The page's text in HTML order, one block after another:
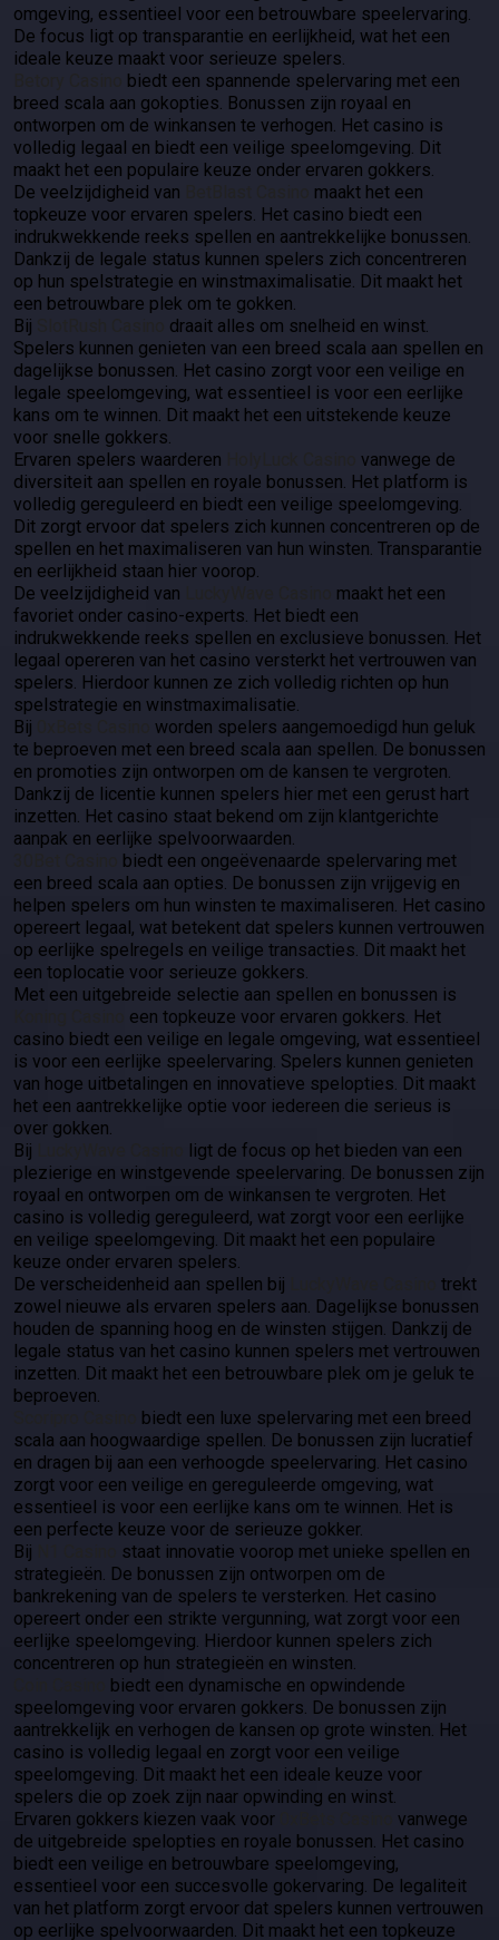
omgeving, essentieel voor een betrouwbare speelervaring.
De focus ligt op transparantie en eerlijkheid, wat het een
ideale keuze maakt voor serieuze spelers.
biedt een spannende spelervaring met een
breed scala aan gokopties. Bonussen zijn royaal en
ontworpen om de winkansen te verhogen. Het casino is
volledig legaal en biedt een veilige speelomgeving. Dit
maakt het een populaire keuze onder ervaren gokkers.
De veelzijdigheid van
maakt het een
topkeuze voor ervaren spelers. Het casino biedt een
indrukwekkende reeks spellen en aantrekkelijke bonussen.
Dankzij de legale status kunnen spelers zich concentreren
op hun spelstrategie en winstmaximalisatie. Dit maakt het
een betrouwbare plek om te gokken.
Bij
draait alles om snelheid en winst.
Spelers kunnen genieten van een breed scala aan spellen en
dagelijkse bonussen. Het casino zorgt voor een veilige en
legale speelomgeving, wat essentieel is voor een eerlijke
kans om te winnen. Dit maakt het een uitstekende keuze
voor snelle gokkers.
Ervaren spelers waarderen
vanwege de
diversiteit aan spellen en royale bonussen. Het platform is
volledig gereguleerd en biedt een veilige speelomgeving.
Dit zorgt ervoor dat spelers zich kunnen concentreren op de
spellen en het maximaliseren van hun winsten. Transparantie
en eerlijkheid staan hier voorop.
De veelzijdigheid van
maakt het een
favoriet onder casino-experts. Het biedt een
indrukwekkende reeks spellen en exclusieve bonussen. Het
legaal opereren van het casino versterkt het vertrouwen van
spelers. Hierdoor kunnen ze zich volledig richten op hun
spelstrategie en winstmaximalisatie.
Bij
worden spelers aangemoedigd hun geluk
te beproeven met een breed scala aan spellen. De bonussen
en promoties zijn ontworpen om de kansen te vergroten.
Dankzij de licentie kunnen spelers hier met een gerust hart
inzetten. Het casino staat bekend om zijn klantgerichte
aanpak en eerlijke spelvoorwaarden.
biedt een ongeëvenaarde spelervaring met
een breed scala aan opties. De bonussen zijn vrijgevig en
helpen spelers om hun winsten te maximaliseren. Het casino
opereert legaal, wat betekent dat spelers kunnen vertrouwen
op eerlijke spelregels en veilige transacties. Dit maakt het
een toplocatie voor serieuze gokkers.
Met een uitgebreide selectie aan spellen en bonussen is
een topkeuze voor ervaren gokkers. Het
casino biedt een veilige en legale omgeving, wat essentieel
is voor een eerlijke speelervaring. Spelers kunnen genieten
van hoge uitbetalingen en innovatieve spelopties. Dit maakt
het een aantrekkelijke optie voor iedereen die serieus is
over gokken.
Bij
ligt de focus op het bieden van een
plezierige en winstgevende speelervaring. De bonussen zijn
royaal en ontworpen om de winkansen te vergroten. Het
casino is volledig gereguleerd, wat zorgt voor een eerlijke
en veilige speelomgeving. Dit maakt het een populaire
keuze onder ervaren spelers.
De verscheidenheid aan spellen bij
trekt
zowel nieuwe als ervaren spelers aan. Dagelijkse bonussen
houden de spanning hoog en de winsten stijgen. Dankzij de
legale status van het casino kunnen spelers met vertrouwen
inzetten. Dit maakt het een betrouwbare plek om je geluk te
beproeven.
biedt een luxe spelervaring met een breed
scala aan hoogwaardige spellen. De bonussen zijn lucratief
en dragen bij aan een verhoogde speelervaring. Het casino
zorgt voor een veilige en gereguleerde omgeving, wat
essentieel is voor een eerlijke kans om te winnen. Het is
een perfecte keuze voor de serieuze gokker.
Bij
staat innovatie voorop met unieke spellen en
strategieën. De bonussen zijn ontworpen om de
bankrekening van de spelers te versterken. Het casino
opereert onder een strikte vergunning, wat zorgt voor een
eerlijke speelomgeving. Hierdoor kunnen spelers zich
concentreren op hun strategieën en winsten.
biedt een dynamische en opwindende
speelomgeving voor ervaren gokkers. De bonussen zijn
aantrekkelijk en verhogen de kansen op grote winsten. Het
casino is volledig legaal en zorgt voor een veilige
speelomgeving. Dit maakt het een ideale keuze voor
spelers die op zoek zijn naar opwinding en winst.
Ervaren gokkers kiezen vaak voor
vanwege
de uitgebreide spelopties en royale bonussen. Het casino
biedt een veilige en betrouwbare speelomgeving,
essentieel voor een succesvolle gokervaring. De legaliteit
van het platform zorgt ervoor dat spelers kunnen vertrouwen
op eerlijke spelvoorwaarden. Dit maakt het een topkeuze